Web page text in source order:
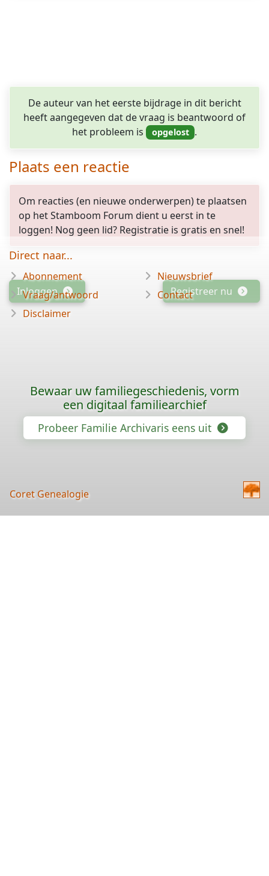
De auteur van het eerste bijdrage in dit bericht
heeft aangegeven dat de vraag is beantwoord of
het probleem is
.
Plaats een reactie
Om reacties (en nieuwe onderwerpen) te plaatsen
op het Stamboom Forum dient u eerst in te
loggen! Nog geen lid? Registratie is gratis en snel!
Inloggen Registreer nu
Direct naar...
Abonnement
Vraag/antwoord
Disclaimer
Nieuwsbrief
Contact
Bewaar uw familiegeschiedenis, vorm
een digitaal familiearchief
Probeer Familie Archivaris eens uit
Coret Genealogie